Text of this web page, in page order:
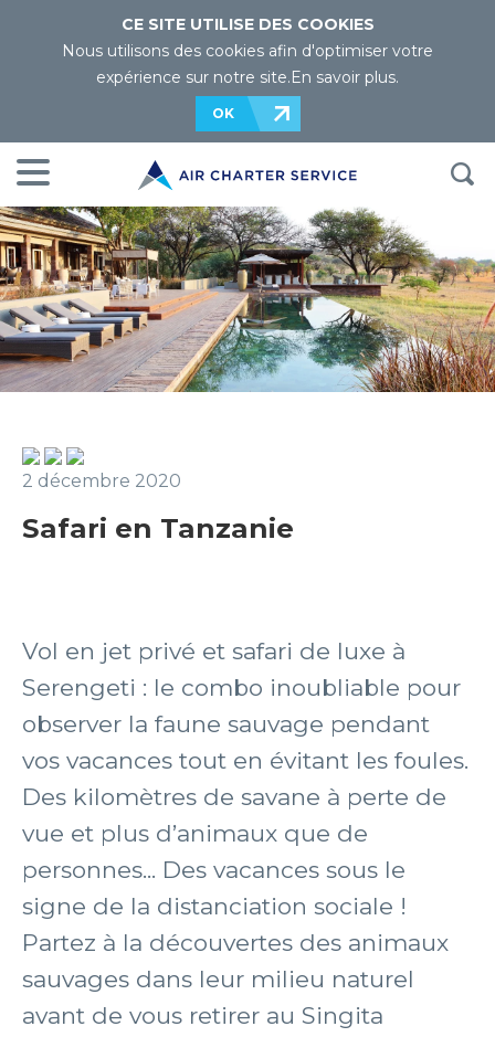
CE SITE UTILISE DES COOKIES
Nous utilisons des cookies afin d'optimiser votre
expérience sur notre site.En savoir plus.
OK
2 décembre 2020
Safari en Tanzanie
Vol en jet privé et safari de luxe à
Serengeti : le combo inoubliable pour
observer la faune sauvage pendant
vos vacances tout en évitant les foules.
Des kilomètres de savane à perte de
vue et plus d’animaux que de
personnes... Des vacances sous le
signe de la distanciation sociale !
Partez à la découvertes des animaux
sauvages dans leur milieu naturel
avant de vous retirer au Singita